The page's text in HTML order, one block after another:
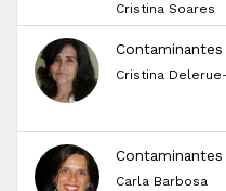
Cristina Soares
Cristina
Carla Barbosa